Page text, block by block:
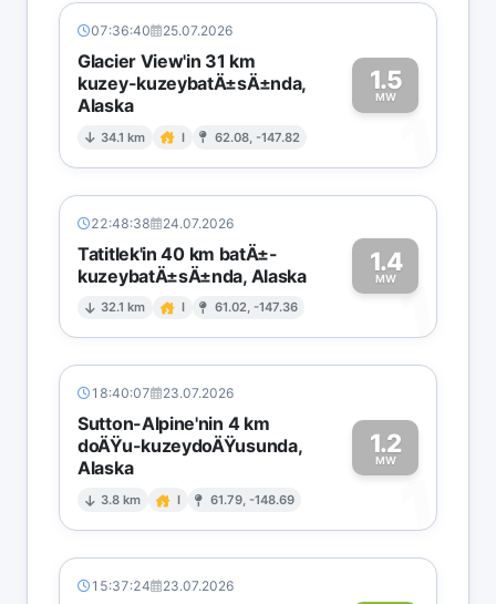
07:36:40 25.07.2026
Glacier View'in 31 km
kuzey-kuzeybatÄ±sÄ±nda,
Alaska
34.1 km I 62.08, -147.82
1.5
MW
1
22:48:38 24.07.2026
Tatitlek'in 40 km batÄ±-
kuzeybatÄ±sÄ±nda, Alaska
32.1 km I 61.02, -147.36
1.4
MW1
18:40:07 23.07.2026
Sutton-Alpine'nin 4 km
doÄŸu-kuzeydoÄŸusunda,
Alaska
3.8 km I 61.79, -148.69
1.2
MW
1
15:37:24 23.07.2026